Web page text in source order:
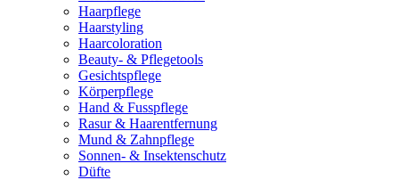
Haarpflege
Haarstyling
Haarcoloration
Beauty- & Pflegetools
Gesichtspflege
Körperpflege
Hand & Fusspflege
Rasur & Haarentfernung
Mund & Zahnpflege
Sonnen- & Insektenschutz
Düfte